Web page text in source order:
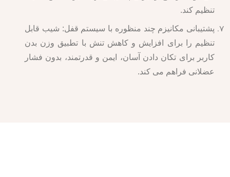
تنظیم کند.
پشتیبانی مکانیزم چند منظوره با سیستم قفل: شیب قابل
تنظیم را برای افزایش و کاهش تنش با تطبیق وزن بدن
کاربر برای تکان دادن آسان، ایمن و قدرتمند، بدون فشار
عضلانی فراهم می کند.